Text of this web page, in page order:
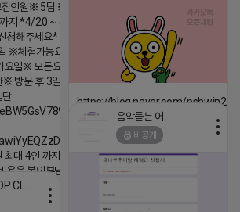
인원※ 5팀 ※모집기
지 *4/20 ~ 4/26 사
청해주세요* ※체험단
※체험가능요일※ 모
일※ 모든요일 12 ~
※ 방문 후 3일 이내 ※
단
대 4인 까지 가능 체
용은 본인부담입니다.
https://blog.naver.com/pshwin2/
2026-04-18 17:12
비공개